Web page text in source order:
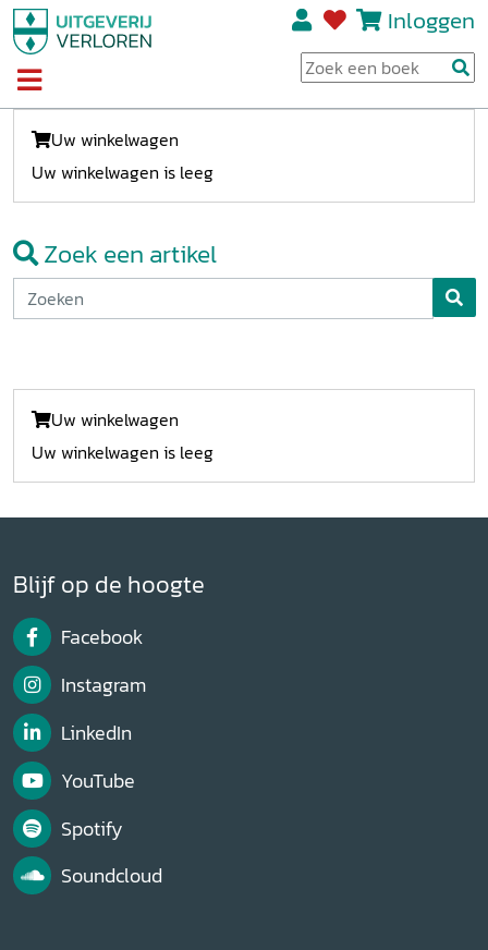
Inloggen
Uw winkelwagen
Uw winkelwagen is leeg
Zoek een artikel
Uw winkelwagen
Uw winkelwagen is leeg
Blijf op de hoogte
Facebook
Instagram
LinkedIn
YouTube
Spotify
Soundcloud